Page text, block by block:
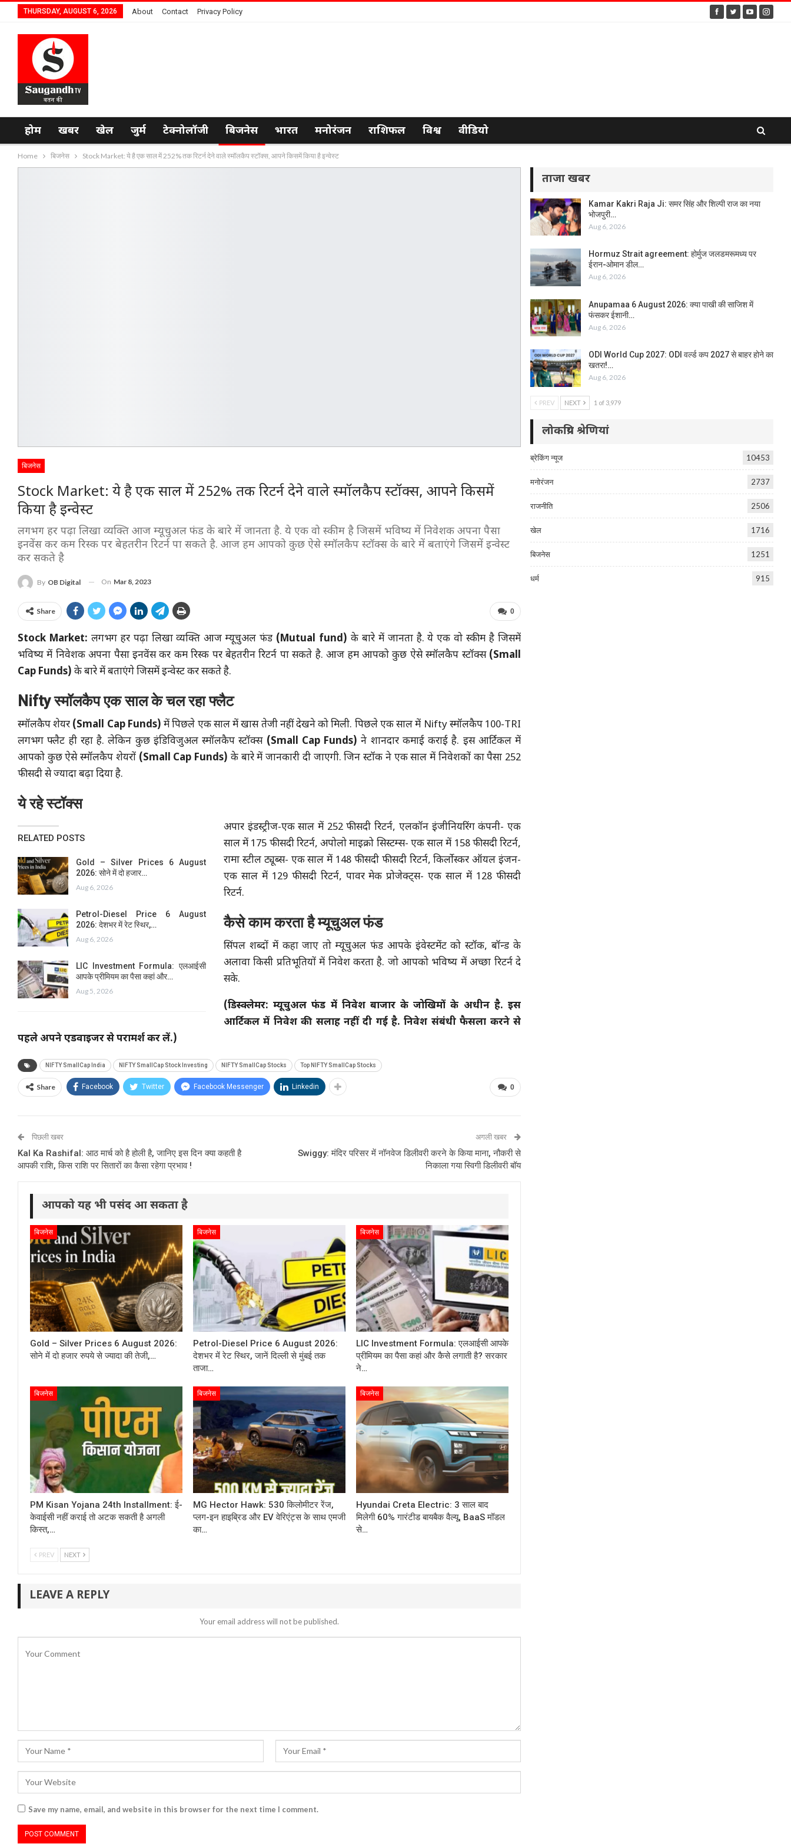
THURSDAY, AUGUST 6, 2026 About Contact Privacy Policy
होम खबर खेल जुर्म टेक्नोलॉजी बिजनेस भारत मनोरंजन राशिफल विश्व वीडियो
Home बिजनेस Stock Market: ये है एक साल में 252% तक रिटर्न देने वाले स्मॉलकैप स्टॉक्स, आपने किसमें किया है इन्वेस्ट
बिजनेस
Stock Market: ये है एक साल में 252% तक रिटर्न देने वाले स्मॉलकैप स्टॉक्स, आपने किसमें
किया है इन्वेस्ट
लगभग हर पढ़ा लिखा व्यक्ति आज म्यूचुअल फंड के बारे में जानता है. ये एक वो स्कीम है जिसमें भविष्य में निवेशक अपना पैसा
इनवेंस कर कम रिस्क पर बेहतरीन रिटर्न पा सकते है. आज हम आपको कुछ ऐसे स्मॉलकैप स्टॉक्स के बारे में बताएंगे जिसमें इन्वेस्ट
कर सकते है
By OB Digital On Mar 8, 2023
0
Share
Stock Market: लगभग हर पढ़ा लिखा व्यक्ति आज म्यूचुअल फंड (Mutual fund) के बारे में जानता है. ये एक वो स्कीम है जिसमें
भविष्य में निवेशक अपना पैसा इनवेंस कर कम रिस्क पर बेहतरीन रिटर्न पा सकते है. आज हम आपको कुछ ऐसे स्मॉलकैप स्टॉक्स (Small
Cap Funds) के बारे में बताएंगे जिसमें इन्वेस्ट कर सकते है.
Nifty स्मॉलकैप एक साल के चल रहा फ्लैट
स्मॉलकैप शेयर (Small Cap Funds) में पिछले एक साल में खास तेजी नहीं देखने को मिली. पिछले एक साल में Nifty स्मॉलकैप 100-TRI
लगभग फ्लैट ही रहा है. लेकिन कुछ इंडिविजुअल स्मॉलकैप स्टॉक्स (Small Cap Funds) ने शानदार कमाई कराई है. इस आर्टिकल में
आपको कुछ ऐसे स्मॉलकैप शेयरों (Small Cap Funds) के बारे में जानकारी दी जाएगी. जिन स्टॉक ने एक साल में निवेशकों का पैसा 252
फीसदी से ज्यादा बढ़ा दिया है.
ये रहे स्टॉक्स
RELATED POSTS
Gold – Silver Prices 6 August
2026: सोने में दो हजार…
Aug 6, 2026
Petrol-Diesel Price 6 August
2026: देशभर में रेट स्थिर,…
Aug 6, 2026
LIC Investment Formula: एलआईसी
आपके प्रीमियम का पैसा कहां और…
Aug 5, 2026
अपार इंडस्ट्रीज-एक साल में 252 फीसदी रिटर्न, एलकॉन इंजीनियरिंग कंपनी- एक
साल में 175 फीसदी रिटर्न, अपोलो माइक्रो सिस्टम्स- एक साल में 158 फीसदी रिटर्न,
रामा स्टील ट्यूब्स- एक साल में 148 फीसदी फीसदी रिटर्न, किर्लोस्कर ऑयल इंजन-
एक साल में 129 फीसदी रिटर्न, पावर मेक प्रोजेक्ट्स- एक साल में 128 फीसदी
रिटर्न.
कैसे काम करता है म्यूचुअल फंड
सिंपल शब्दों में कहा जाए तो म्यूचुअल फंड आपके इंवेस्टमेंट को स्टॉक, बॉन्ड के
अलावा किसी प्रतिभूतियों में निवेश करता है. जो आपको भविष्य में अच्छा रिटर्न दे
सके.
(डिस्‍क्‍लेमर: म्‍यूचुअल फंड में निवेश बाजार के जोखिमों के अधीन है. इस
आर्टिकल में निवेश की सलाह नहीं दी गई है. निवेश संबंधी फैसला करने से
पहले अपने एडवाइजर से परामर्श कर लें.)
NIFTY SmallCap India NIFTY SmallCap Stock Investing NIFTY SmallCap Stocks Top NIFTY SmallCap Stocks
0
Share Facebook Twitter Facebook Messenger Linkedin
पिछली खबर
Kal Ka Rashifal: आठ मार्च को है होली है, जानिए इस दिन क्या कहती है
आपकी राशि, किस राशि पर सितारों का कैसा रहेगा प्रभाव !
अगली खबर
Swiggy: मंदिर परिसर में नॉनवेज डिलीवरी करने के किया माना, नौकरी से
निकाला गया स्विगी डिलीवरी बॉय
आपको यह भी पसंद आ सकता है
बिजनेस
Gold – Silver Prices 6 August 2026:
सोने में दो हजार रुपये से ज्यादा की तेजी,…
बिजनेस
Petrol-Diesel Price 6 August 2026:
देशभर में रेट स्थिर, जानें दिल्ली से मुंबई तक
ताजा…
बिजनेस
LIC Investment Formula: एलआईसी आपके
प्रीमियम का पैसा कहां और कैसे लगाती है? सरकार
ने…
बिजनेस
PM Kisan Yojana 24th Installment: ई-
केवाईसी नहीं कराई तो अटक सकती है अगली
किस्त,…
बिजनेस
MG Hector Hawk: 530 किलोमीटर रेंज,
प्लग-इन हाइब्रिड और EV वेरिएंट्स के साथ एमजी
का…
बिजनेस
Hyundai Creta Electric: 3 साल बाद
मिलेगी 60% गारंटीड बायबैक वैल्यू, BaaS मॉडल
से…
PREV NEXT
LEAVE A REPLY
Your email address will not be published.
Save my name, email, and website in this browser for the next time I comment.
ताजा खबर
Kamar Kakri Raja Ji: समर सिंह और शिल्पी राज का नया
भोजपुरी…
Aug 6, 2026
Hormuz Strait agreement: होर्मुज जलडमरूमध्य पर
ईरान-ओमान डील…
Aug 6, 2026
Anupamaa 6 August 2026: क्या पाखी की साजिश में
फंसकर ईशानी…
Aug 6, 2026
ODI World Cup 2027: ODI वर्ल्ड कप 2027 से बाहर होने का
खतरा!…
Aug 6, 2026
PREV NEXT 1 of 3,979
लोकप्रिय श्रेणियां
ब्रेकिंग न्यूज 10453
मनोरंजन 2737
राजनीति 2506
खेल 1716
बिजनेस 1251
धर्म 915